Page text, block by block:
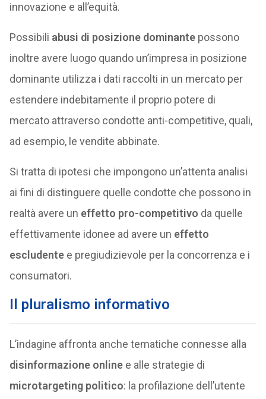
innovazione e all’equità.
Possibili abusi di posizione dominantepossono
inoltre avere luogo quando un’impresa in posizione
dominante utilizza i dati raccolti in un mercato per
estendere indebitamente il proprio potere di
mercato attraverso condotte anti-competitive, quali,
ad esempio, le vendite abbinate.
Si tratta di ipotesi che impongono un’attenta analisi
ai fini di distinguere quelle condotte che possono in
realtà avere un effetto pro-competitivo da quelle
effettivamente idonee ad avere un effetto
escludentee pregiudizievole per la concorrenza e i
consumatori.
Il pluralismo informativo
L’indagine affronta anche tematiche connesse alla
disinformazione onlinee alle strategie di
microtargeting politico: la profilazione dell’utente